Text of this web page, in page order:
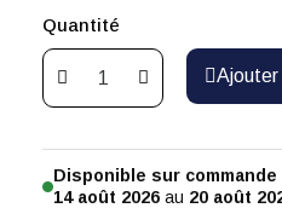
Quantité
Ajouter
Disponible sur commande
14 août 2026 au 20 août